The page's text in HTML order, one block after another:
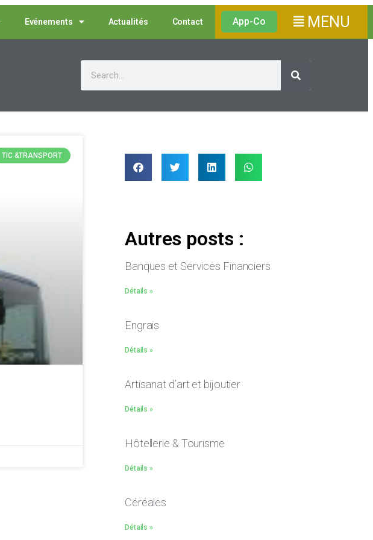
Evénements Actualités Contact App-Co MENU
TIC &TRANSPORT
Autres posts :
Banques et Services Financiers
Détails »
Engrais
Détails »
Artisanat d’art et bijoutier
Détails »
Hôtellerie & Tourisme
Détails »
Céréales
Détails »